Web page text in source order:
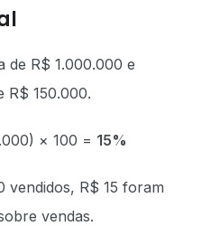
de R$ 1.000.000 e
R$ 150.000.
× 100 = 15%
vendidos, R$ 15 foram
vendas.